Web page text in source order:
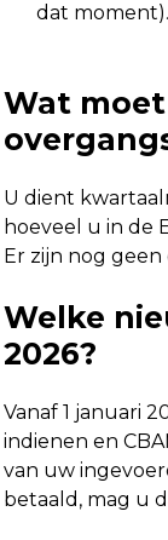
dat moment).
Wat
U dient
hoeveel u in de
Er zijn nog
Welke
2026?
Vanaf 1 januari
indienen en
van uw
betaald, mag u